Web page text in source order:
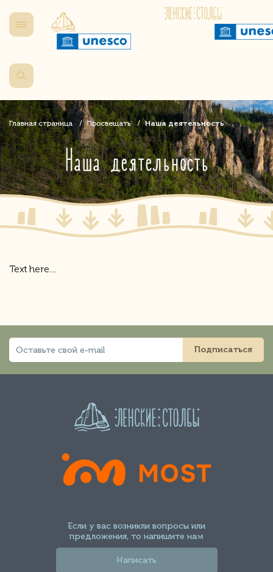
Главная страница Просвещать Наша деятельность
Наша деятельность
Text here....
Подписаться
Если у вас возникли вопросы или
предложения, то напишите нам
Написать